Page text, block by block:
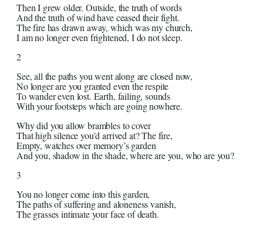
Then I grew older. Outside, the truth of words
And the truth of wind have ceased their fight.
The fire has drawn away, which was my church,
I am no longer even frightened, I do not sleep.
2
See, all the paths you went along are closed now,
No longer are you granted even the respite
To wander even lost. Earth, failing, sounds
With your footsteps which are going nowhere.
Why did you allow brambles to cover
That high silence you’d arrived at? The fire,
Empty, watches over memory’s garden
And you, shadow in the shade, where are you, who are you?
3
You no longer come into this garden,
The paths of suffering and aloneness vanish,
The grasses intimate your face of death.